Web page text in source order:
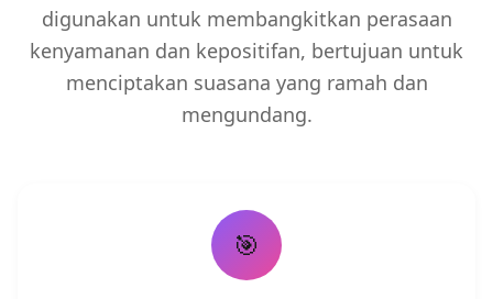
digunakan untuk membangkitkan perasaan
kenyamanan dan kepositifan, bertujuan untuk
menciptakan suasana yang ramah dan
mengundang.
🎯